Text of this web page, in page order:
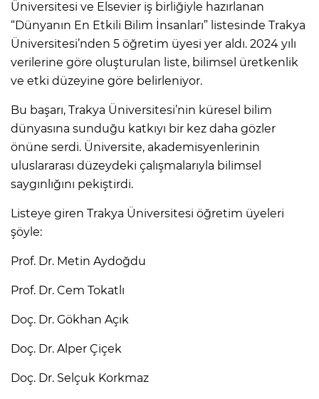
Üniversitesi ve Elsevier iş birliğiyle hazırlanan
“Dünyanın En Etkili Bilim İnsanları” listesinde Trakya
Üniversitesi’nden 5 öğretim üyesi yer aldı. 2024 yılı
verilerine göre oluşturulan liste, bilimsel üretkenlik
ve etki düzeyine göre belirleniyor.
Bu başarı, Trakya Üniversitesi’nin küresel bilim
dünyasına sunduğu katkıyı bir kez daha gözler
önüne serdi. Üniversite, akademisyenlerinin
uluslararası düzeydeki çalışmalarıyla bilimsel
saygınlığını pekiştirdi.
Listeye giren Trakya Üniversitesi öğretim üyeleri
şöyle:
Prof. Dr. Metin Aydoğdu
Prof. Dr. Cem Tokatlı
Doç. Dr. Gökhan Açık
Doç. Dr. Alper Çiçek
Doç. Dr. Selçuk Korkmaz